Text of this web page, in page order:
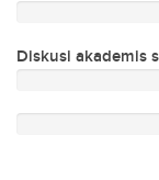
Diskusi akademis